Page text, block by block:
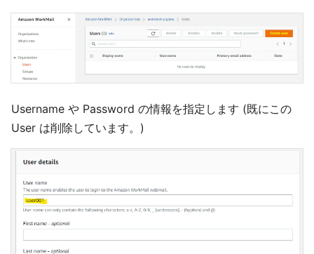
Username や Password の情報を指定します (既にこの
User は削除しています。)